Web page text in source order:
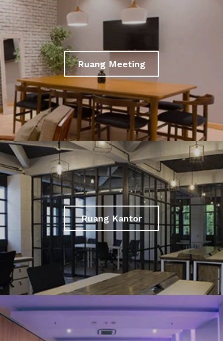
Ruang Meeting
Ruang Kantor